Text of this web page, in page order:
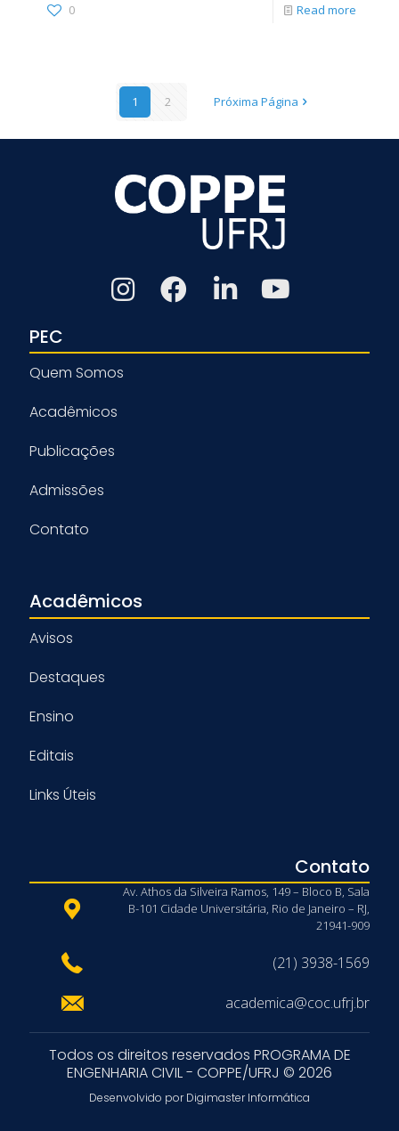
0 Read more
1 2 Próxima Página
PEC
Quem Somos
Acadêmicos
Publicações
Admissões
Contato
Acadêmicos
Avisos
Destaques
Ensino
Editais
Links Úteis
Contato
Av. Athos da Silveira Ramos, 149 – Bloco B, Sala
B-101 Cidade Universitária, Rio de Janeiro – RJ,
21941-909
(21) 3938-1569
academica@coc.ufrj.br
Todos os direitos reservados PROGRAMA DE
ENGENHARIA CIVIL - COPPE/UFRJ © 2026
Desenvolvido por Digimaster Informática